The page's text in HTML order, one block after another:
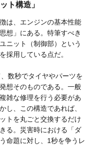
ト構造」
は、エンジンの基本性能
想」にある。特筆すべき
ニット（制御部）という
採用している点だ。
数秒でタイヤやパーツを
想そのものである。一般
雑な修理を行う必要があ
し、この構造であれば、
トを丸ごと交換するだけ
る。災害時における「ダ
命題に対し、1秒を争うレ